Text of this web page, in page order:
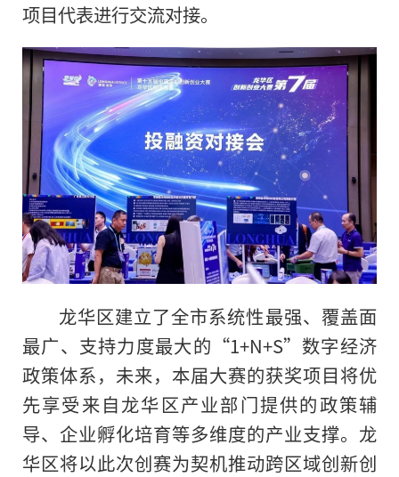
项目代表进行交流对接。
龙华区建立了全市系统性最强、覆盖面
最广、支持力度最大的“1+N+S”数字经济
政策体系，未来，本届大赛的获奖项目将优
先享受来自龙华区产业部门提供的政策辅
导、企业孵化培育等多维度的产业支撑。龙
华区将以此次创赛为契机推动跨区域创新创